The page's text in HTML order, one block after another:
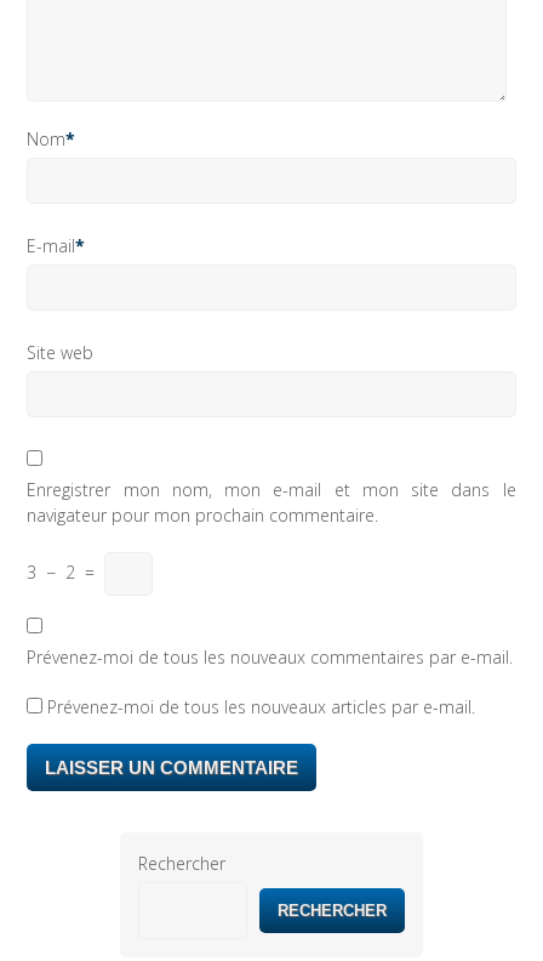
Nom*
E-mail*
Site web
Enregistrer mon nom, mon e-mail et mon site dans le
navigateur pour mon prochain commentaire.
3 − 2 =
Prévenez-moi de tous les nouveaux commentaires par e-mail.
Prévenez-moi de tous les nouveaux articles par e-mail.
Rechercher
RECHERCHER